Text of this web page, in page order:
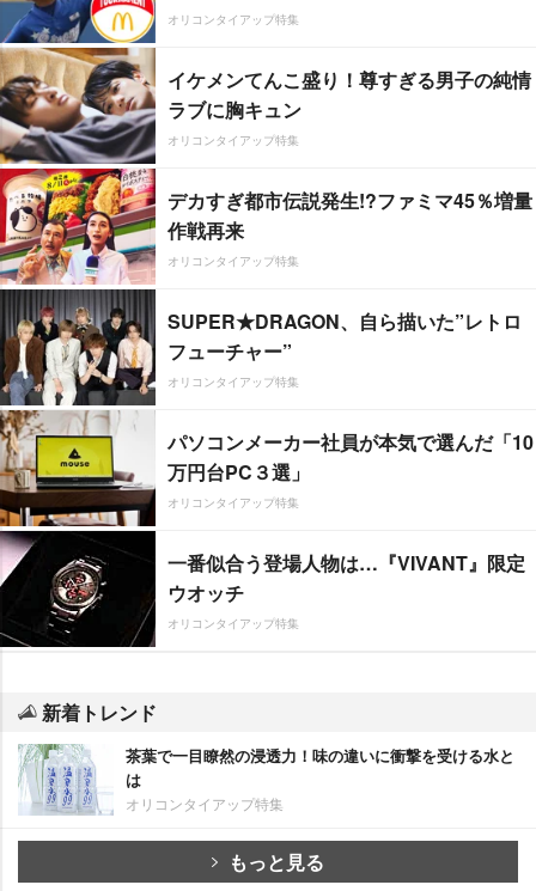
オリコンタイアップ特集
イケメンてんこ盛り！尊すぎる男子の純情
ラブに胸キュン
オリコンタイアップ特集
デカすぎ都市伝説発生!?ファミマ45％増量
作戦再来
オリコンタイアップ特集
SUPER★DRAGON、自ら描いた”レトロ
フューチャー”
オリコンタイアップ特集
パソコンメーカー社員が本気で選んだ「10
万円台PC３選」
オリコンタイアップ特集
一番似合う登場人物は…『VIVANT』限定
ウオッチ
オリコンタイアップ特集
新着トレンド
茶葉で一目瞭然の浸透力！味の違いに衝撃を受ける水と
は
オリコンタイアップ特集
もっと見る